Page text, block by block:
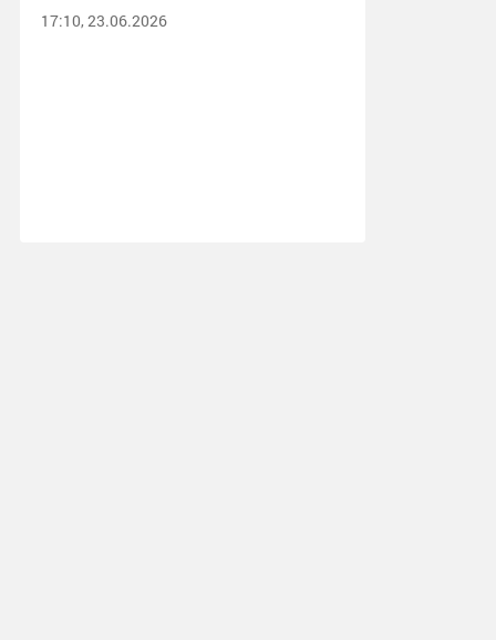
17:10, 23.06.2026